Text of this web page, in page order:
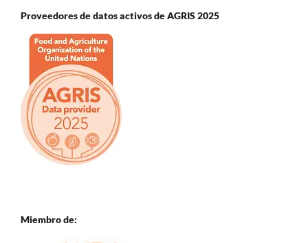
Proveedores de datos activos de AGRIS 2025
Miembro de: